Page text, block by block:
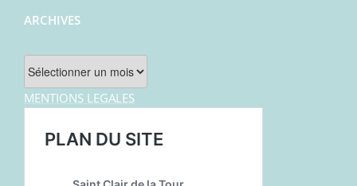
ARCHIVES
Archives
MENTIONS LEGALES